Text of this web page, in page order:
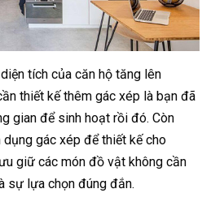
tích của căn hộ tăng lên
thiết kế thêm gác xép là bạn đã
gian để sinh hoạt rồi đó. Còn
gác xép để thiết kế cho
giữ các món đồ vật không cần
sự lựa chọn đúng đắn.